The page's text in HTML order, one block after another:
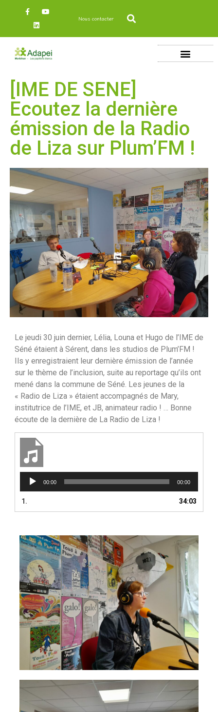
Nous contacter
[IME DE SENE]
Ecoutez la dernière
émission de la Radio
de Liza sur Plum’FM !
Le jeudi 30 juin dernier, Lélia, Louna et Hugo de l’IME de
Séné étaient à Sérent, dans les studios de Plum’FM !
Ils y enregistraient leur dernière émission de l’année
sur le thème de l’inclusion, suite au reportage qu’ils ont
mené dans la commune de Séné. Les jeunes de la
« Radio de Liza » étaient accompagnés de Mary,
institutrice de l’IME, et JB, animateur radio ! … Bonne
écoute de la dernière de La Radio de Liza !
Lecteur
audio
00:00 00:00
1. 34:03